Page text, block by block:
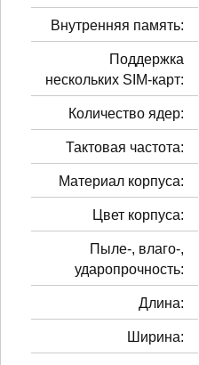
Внутренняя память:
Поддержка
нескольких SIM-карт:
Количество ядер:
Тактовая частота:
Материал корпуса:
Цвет корпуса:
Пыле-, влаго-,
ударопрочность:
Длина:
Ширина: